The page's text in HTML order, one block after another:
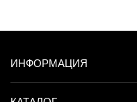
ИНФОРМАЦИЯ